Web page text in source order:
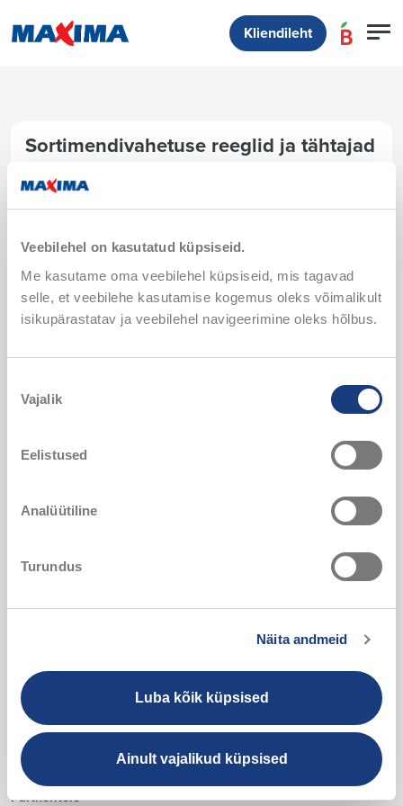
Veebilehel on kasutatud küpsiseid.
Me kasutame oma veebilehel küpsiseid, mis tagavad
selle, et veebilehe kasutamise kogemus oleks võimalikult
isikupärastatav ja veebilehel navigeerimine oleks hõlbus.
valik
Vajalik
Eelistused
Analüütiline
Turundus
Näita andmeid
Luba kõik küpsised
Ainult vajalikud küpsised
Kliendileht
Sortimendivahetuse reeglid ja tähtajad
Vastutustundlik ettevõtlus
Kauplused
Partneritele